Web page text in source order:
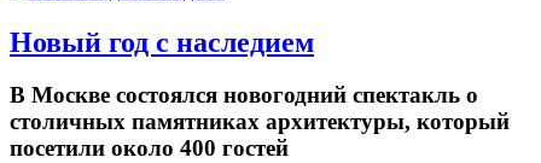
Новый год с наследием
В Москве состоялся новогодний спектакль о
столичных памятниках архитектуры, который
посетили около 400 гостей